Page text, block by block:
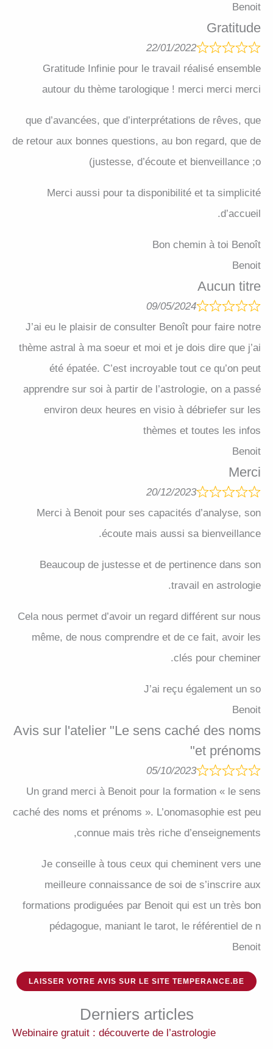
Benoit
Gratitude
22/01/2022
Gratitude Infinie pour le travail réalisé ensemble
autour du thème tarologique ! merci merci merci
que d’avancées, que d’interprétations de rêves, que
de retour aux bonnes questions, au bon regard, que de
justesse, d’écoute et bienveillance ;o)
Merci aussi pour ta disponibilité et ta simplicité
d’accueil.
Bon chemin à toi Benoît
Benoit
Aucun titre
09/05/2024
J’ai eu le plaisir de consulter Benoît pour faire notre
thème astral à ma soeur et moi et je dois dire que j’ai
été épatée. C’est incroyable tout ce qu’on peut
apprendre sur soi à partir de l’astrologie, on a passé
environ deux heures en visio à débriefer sur les
thèmes et toutes les infos
Benoit
Merci
20/12/2023
Merci à Benoit pour ses capacités d’analyse, son
écoute mais aussi sa bienveillance.
Beaucoup de justesse et de pertinence dans son
travail en astrologie.
Cela nous permet d’avoir un regard différent sur nous
même, de nous comprendre et de ce fait, avoir les
clés pour cheminer.
J’ai reçu également un so
Benoit
Avis sur l'atelier "Le sens caché des noms
et prénoms"
05/10/2023
Un grand merci à Benoit pour la formation « le sens
caché des noms et prénoms ». L’onomasophie est peu
connue mais très riche d’enseignements,
Je conseille à tous ceux qui cheminent vers une
meilleure connaissance de soi de s’inscrire aux
formations prodiguées par Benoit qui est un très bon
pédagogue, maniant le tarot, le référentiel de n
Benoit
LAISSER VOTRE AVIS SUR LE SITE TEMPERANCE.BE
Derniers articles
Webinaire gratuit : découverte de l’astrologie